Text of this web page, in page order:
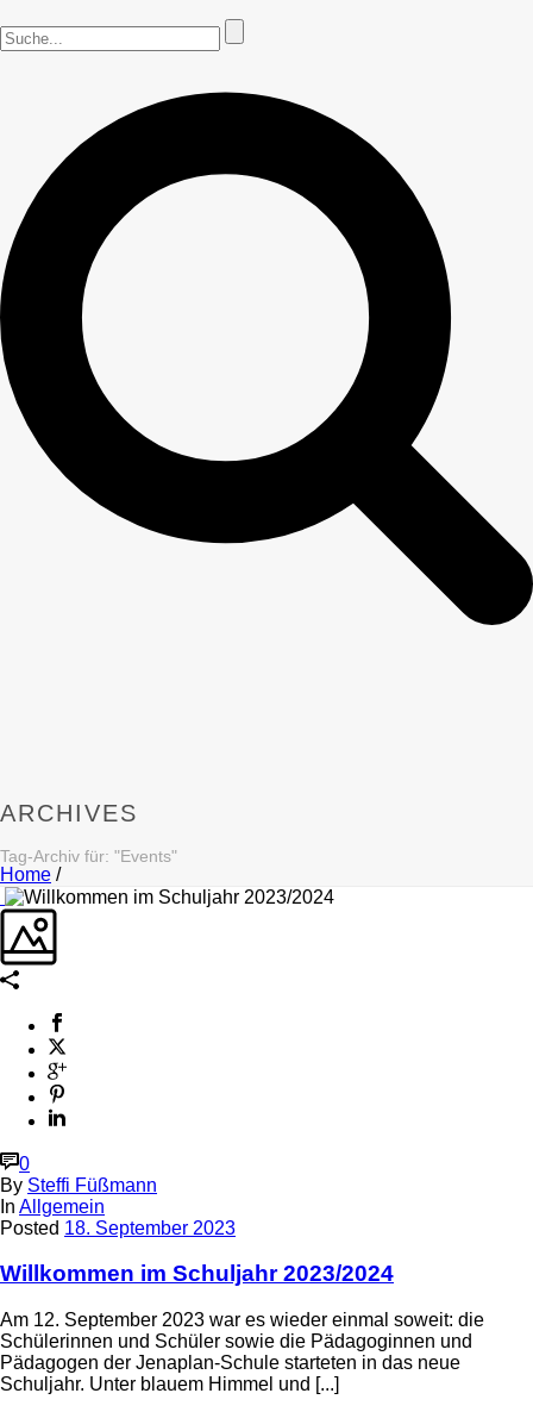
ARCHIVES
Tag-Archiv für: "Events"
Home /
0
By Steffi Füßmann
In Allgemein
Posted 18. September 2023
Willkommen im Schuljahr 2023/2024
Am 12. September 2023 war es wieder einmal soweit: die
Schülerinnen und Schüler sowie die Pädagoginnen und
Pädagogen der Jenaplan-Schule starteten in das neue
Schuljahr. Unter blauem Himmel und [...]